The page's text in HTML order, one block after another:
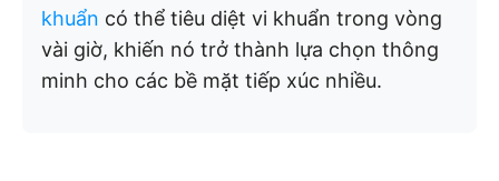
khuẩn có thể tiêu diệt vi khuẩn trong vòng
vài giờ, khiến nó trở thành lựa chọn thông
minh cho các bề mặt tiếp xúc nhiều.